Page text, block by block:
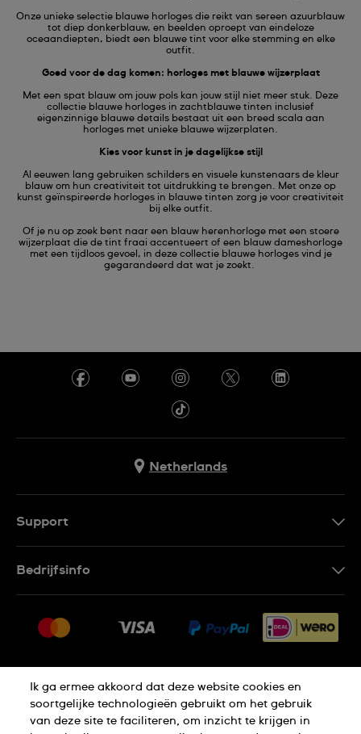
Onze unieke selectie blauwe horloges die reikt van sereen azuurblauw
tot diep donkerblauw, en beelden oproept van eindeloze
oceaandiepten, biedt een blauwe tint voor elke stemming en elke
outfit.
Goed voor de dag komen: horloges met blauwe wijzerplaat
Met een spat blauw om jouw pols kan jouw stijl niet meer stuk. Deze
collectie blauwe horloges in zachtblauwe tinten inclusief
eigenzinnige blauwe details bestaat uit een breed scala aan
horloges met unieke blauwe wijzerplaten.
Kies voor kunst in je dagelijkse stijl
Al eeuwen lang gebruiken schilders en visuele kunstenaars de kleur
blauw om hun creativiteit tot uitdrukking te brengen. Met onze op
kunst geïnspireerde horloges in blauwe tinten zorg je voor creativiteit
bij elke outfit.
Of je nu op zoek bent naar een blauw herenhorloge met een stoere
wijzerplaat die de tint fraai accentueert of een blauw dameshorloge
met een tijdloos gevoel, in deze collectie blauwe horloges vind je
gegarandeerd dat wat je zoekt.
Netherlands
Support
Retouren
Verkoopvoorwaarden
Annulering van de overeenkomst
Bedrijfsinfo
Vacatures
Thuiswinkel certificaat
Ik ga ermee akkoord dat deze website cookies en
soortgelijke technologieën gebruikt om het gebruik
van deze site te faciliteren, om inzicht te krijgen in